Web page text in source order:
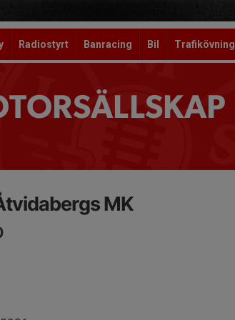
Radiostyrt Banracing Bil Trafikövning
MK